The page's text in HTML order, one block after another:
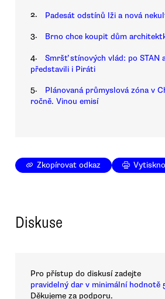
2. Padesát odstínů lži a nová
3. Brno chce koupit dům
4.
Smršť stínových vlád: po STAN
představili i Piráti
5.
Plánovaná průmyslová zóna v
ročně. Vinou emisí
Zkopírovat odkaz
Diskuse
Pro přístup do diskusí zadejte
pravidelný dar v minimální hodnotě
Děkujeme za podporu.